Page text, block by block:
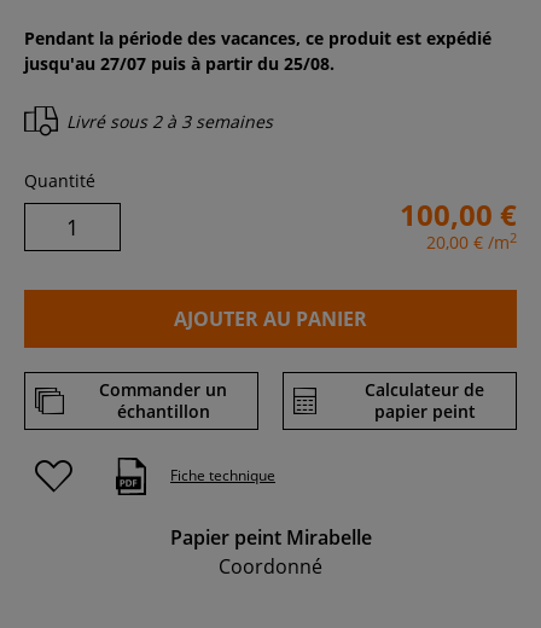
Pendant la période des vacances, ce produit est expédié
jusqu'au 27/07 puis à partir du 25/08.
Livré sous 2 à 3 semaines
Quantité
100,00 €
20,00 € /m2
AJOUTER AU PANIER
Commander un
échantillon
Calculateur de
papier peint
Fiche technique
Papier peint Mirabelle
Coordonné